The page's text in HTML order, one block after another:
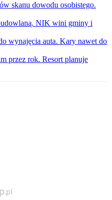
skanu dowodu osobistego.
NIK wini gminy i
wynajęcia auta. Kary nawet do
przez rok. Resort planuje